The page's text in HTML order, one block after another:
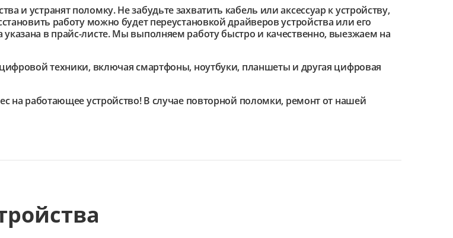
и устранят поломку. Не забудьте захватить кабель или аксессуар к устройству,
работу можно будет переустановкой драйверов устройства или его
в прайс-листе. Мы выполняем работу быстро и качественно, выезжаем на
техники, включая смартфоны, ноутбуки, планшеты и другая цифровая
на работающее устройство! В случае повторной поломки, ремонт от нашей